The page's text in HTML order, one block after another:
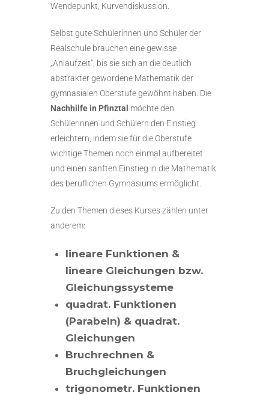
Wendepunkt, Kurvendiskussion.
Selbst gute Schülerinnen und Schüler der
Realschule brauchen eine gewisse
„Anlaufzeit“, bis sie sich an die deutlich
abstrakter gewordene Mathematik der
gymnasialen Oberstufe gewöhnt haben. Die
Nachhilfe in Pfinztal möchte den
Schülerinnen und Schülern den Einstieg
erleichtern, indem sie für die Oberstufe
wichtige Themen noch einmal aufbereitet
und einen sanften Einstieg in die Mathematik
des beruflichen Gymnasiums ermöglicht.
Zu den Themen dieses Kurses zählen unter
anderem:
lineare Funktionen &
lineare Gleichungen bzw.
Gleichungssysteme
quadrat. Funktionen
(Parabeln) & quadrat.
Gleichungen
Bruchrechnen &
Bruchgleichungen
trigonometr. Funktionen